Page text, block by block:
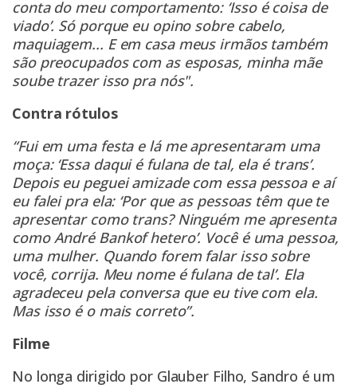
conta do meu comportamento: ‘Isso é coisa de
viado’. Só porque eu opino sobre cabelo,
maquiagem... E em casa meus irmãos também
são preocupados com as esposas, minha mãe
soube trazer isso pra nós".
Contra rótulos
“Fui em uma festa e lá me apresentaram uma
moça: ‘Essa daqui é fulana de tal, ela é trans’.
Depois eu peguei amizade com essa pessoa e aí
eu falei pra ela: ‘Por que as pessoas têm que te
apresentar como trans? Ninguém me apresenta
como André Bankof hetero’. Você é uma pessoa,
uma mulher. Quando forem falar isso sobre
você, corrija. Meu nome é fulana de tal’. Ela
agradeceu pela conversa que eu tive com ela.
Mas isso é o mais correto”.
Filme
No longa dirigido por Glauber Filho, Sandro é um